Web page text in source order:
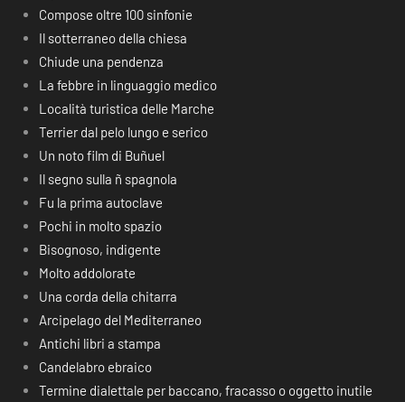
Compose oltre 100 sinfonie
Il sotterraneo della chiesa
Chiude una pendenza
La febbre in linguaggio medico
Località turistica delle Marche
Terrier dal pelo lungo e serico
Un noto film di Buñuel
Il segno sulla ñ spagnola
Fu la prima autoclave
Pochi in molto spazio
Bisognoso, indigente
Molto addolorate
Una corda della chitarra
Arcipelago del Mediterraneo
Antichi libri a stampa
Candelabro ebraico
Termine dialettale per baccano, fracasso o oggetto inutile